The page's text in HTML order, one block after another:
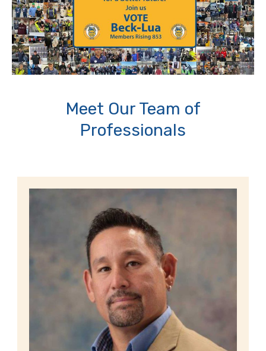
Meet Our Team of
Professionals